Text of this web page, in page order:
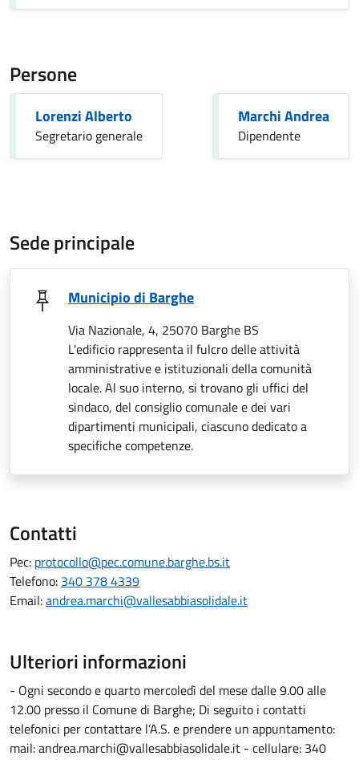
Persone
Lorenzi Alberto
Segretario generale
Marchi Andrea
Dipendente
Sede principale
Municipio di Barghe
Via Nazionale, 4, 25070 Barghe BS
L'edificio rappresenta il fulcro delle attività
amministrative e istituzionali della comunità
locale. Al suo interno, si trovano gli uffici del
sindaco, del consiglio comunale e dei vari
dipartimenti municipali, ciascuno dedicato a
specifiche competenze.
Contatti
Pec: protocollo@pec.comune.barghe.bs.it
Telefono: 340 378 4339
Email:andrea.marchi@vallesabbiasolidale.it
Ulteriori informazioni
- Ogni secondo e quarto mercoledì del mese dalle 9.00 alle
12.00 presso il Comune di Barghe; Di seguito i contatti
telefonici per contattare l’A.S. e prendere un appuntamento:
mail: andrea.marchi@vallesabbiasolidale.it - cellulare: 340